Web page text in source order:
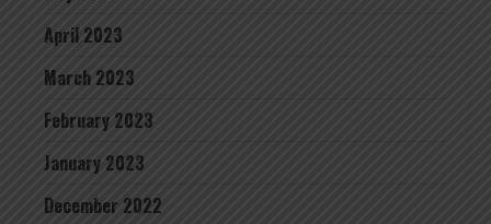
April 2023
March 2023
February 2023
January 2023
December 2022